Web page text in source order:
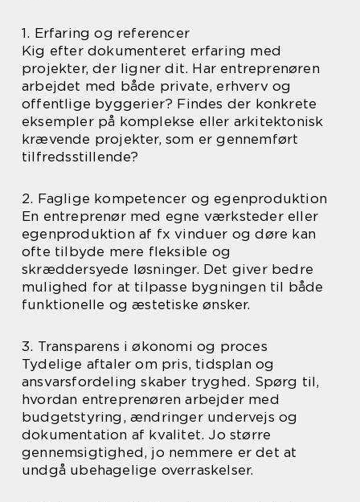
1. Erfaring og referencer
Kig efter dokumenteret erfaring med
projekter, der ligner dit. Har entreprenøren
arbejdet med både private, erhverv og
offentlige byggerier? Findes der konkrete
eksempler på komplekse eller arkitektonisk
krævende projekter, som er gennemført
tilfredsstillende?
2. Faglige kompetencer og egenproduktion
En entreprenør med egne værksteder eller
egenproduktion af fx vinduer og døre kan
ofte tilbyde mere fleksible og
skræddersyede løsninger. Det giver bedre
mulighed for at tilpasse bygningen til både
funktionelle og æstetiske ønsker.
3. Transparens i økonomi og proces
Tydelige aftaler om pris, tidsplan og
ansvarsfordeling skaber tryghed. Spørg til,
hvordan entreprenøren arbejder med
budgetstyring, ændringer undervejs og
dokumentation af kvalitet. Jo større
gennemsigtighed, jo nemmere er det at
undgå ubehagelige overraskelser.